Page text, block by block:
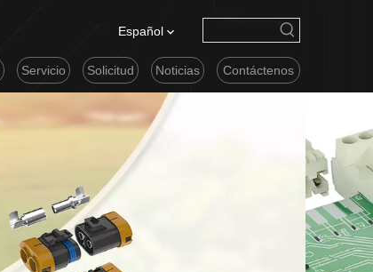
Español
Servicio Solicitud Noticias Contáctenos